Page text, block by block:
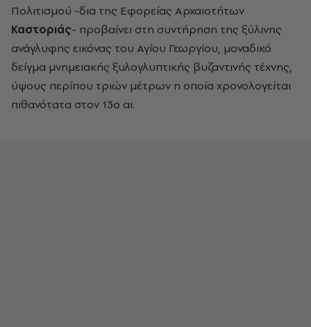
Πολιτισμού -δια της Εφορείας Αρχαιοτήτων
Καστοριάς- προβαίνει στη συντήρηση της ξύλινης
ανάγλυφης εικόνας του Αγίου Γεωργίου, μοναδικό
δείγμα μνημειακής ξυλογλυπτικής βυζαντινής τέχνης,
ύψους περίπου τριών μέτρων η οποία χρονολογείται
πιθανότατα στον 13ο αι.